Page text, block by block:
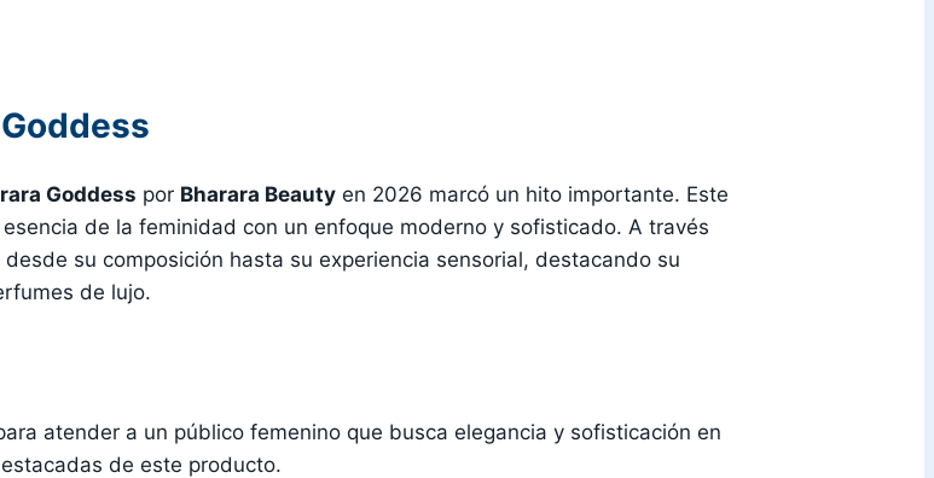
Goddess por Bharara Beauty en 2026 marcó un hito importante. Este
de la feminidad con un enfoque moderno y sofisticado. A través
su composición hasta su experiencia sensorial, destacando su
de lujo.
atender a un público femenino que busca elegancia y sofisticación en
de este producto.